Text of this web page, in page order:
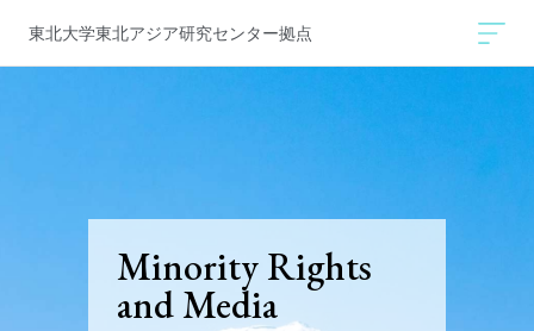
東北大学東北アジア研究センター拠点
Minority Rights
and Media